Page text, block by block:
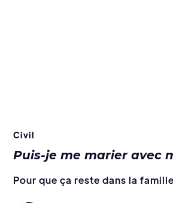
Civil
Puis-je me marier avec
Pour que ça reste dans la famille